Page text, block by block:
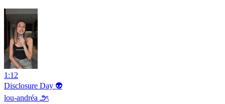
1:12
Disclosure Day 👽
lou-andréa ౨ৎ